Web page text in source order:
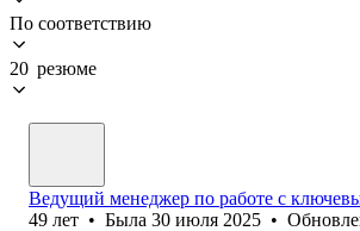
По соответствию
20 резюме
Ведущий менеджер по работе с
49 лет • Была 30 июля 2025 •